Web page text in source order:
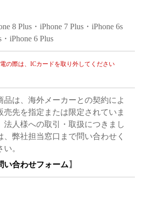
8 Plus・iPhone 7 Plus・iPhone 6s
・iPhone 6 Plus
の際は、ICカードを取り外してください
品は、海外メーカーとの契約によ
売先を指定または限定されていま
法人様への取引・取扱につきまし
、弊社担当窓口まで問い合わせく
い。
い合わせフォーム 】